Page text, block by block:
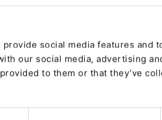
social media features and
our social media, advertising
to them or that they’ve